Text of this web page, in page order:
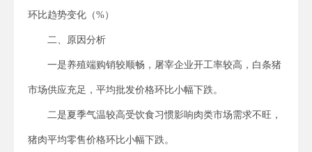
环比趋势变化（%）
二、原因分析
一是养殖端购销较顺畅，屠宰企业开工率较高，白条猪
市场供应充足，平均批发价格环比小幅下跌。
二是夏季气温较高受饮食习惯影响肉类市场需求不旺，
猪肉平均零售价格环比小幅下跌。